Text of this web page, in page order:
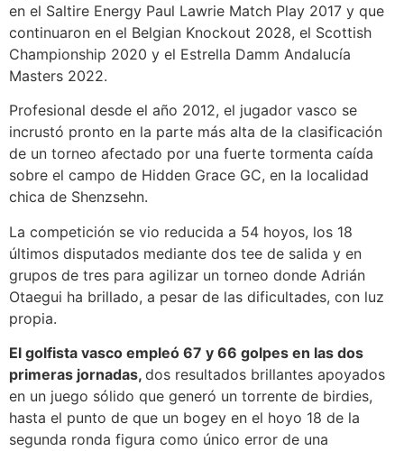
en el Saltire Energy Paul Lawrie Match Play 2017 y que
continuaron en el Belgian Knockout 2028, el Scottish
Championship 2020 y el Estrella Damm Andalucía
Masters 2022.
Profesional desde el año 2012, el jugador vasco se
incrustó pronto en la parte más alta de la clasificación
de un torneo afectado por una fuerte tormenta caída
sobre el campo de Hidden Grace GC, en la localidad
chica de Shenzsehn.
La competición se vio reducida a 54 hoyos, los 18
últimos disputados mediante dos tee de salida y en
grupos de tres para agilizar un torneo donde Adrián
Otaegui ha brillado, a pesar de las dificultades, con luz
propia.
El golfista vasco empleó 67 y 66 golpes en las dos
primeras jornadas, dos resultados brillantes apoyados
en un juego sólido que generó un torrente de birdies,
hasta el punto de que un bogey en el hoyo 18 de la
segunda ronda figura como único error de una